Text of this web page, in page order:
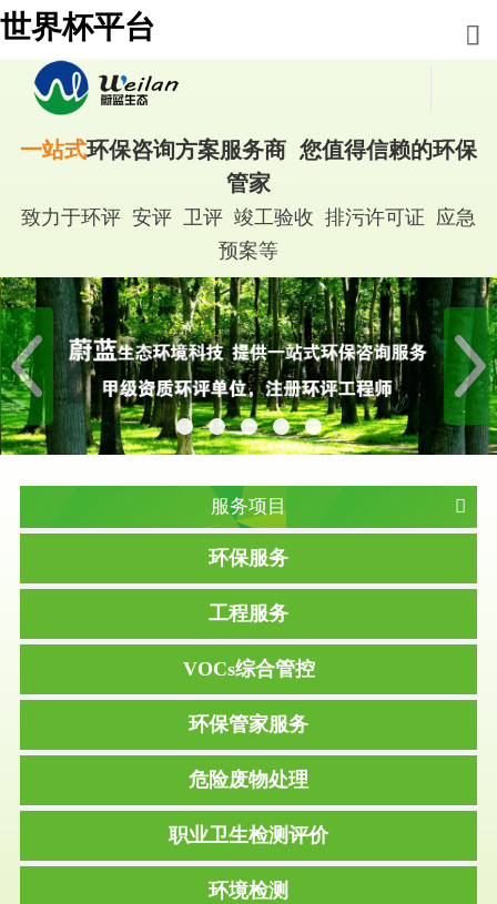
世界杯平台
一站式环保咨询方案服务商 您值得信赖的环保
管家
致力于环评 安评 卫评 竣工验收 排污许可证 应急
预案等
服务项目
环保服务
工程服务
VOCs综合管控
环保管家服务
危险废物处理
职业卫生检测评价
环境检测